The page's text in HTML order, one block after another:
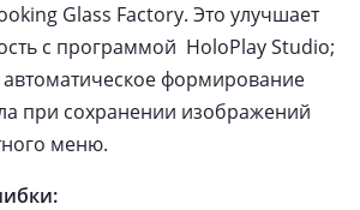
Glass Factory. Это улучшает
с программой HoloPlay Studio;
формирование
при сохранении изображений
меню.